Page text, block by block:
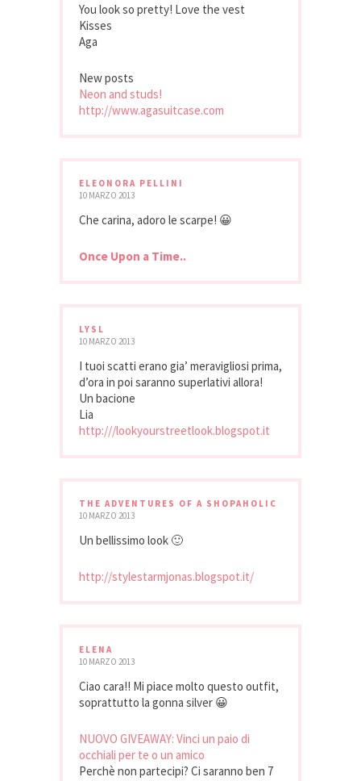
You look so pretty! Love the vest
Kisses
Aga
New posts
Neon and studs!
http://www.agasuitcase.com
ELEONORA PELLINI
10 MARZO 2013
Che carina, adoro le scarpe! 😀
Once Upon a Time..
LYSL
10 MARZO 2013
I tuoi scatti erano gia’ meravigliosi prima,
d’ora in poi saranno superlativi allora!
Un bacione
Lia
http:///lookyourstreetlook.blogspot.it
THE ADVENTURES OF A SHOPAHOLIC
10 MARZO 2013
Un bellissimo look 🙂
http://stylestarmjonas.blogspot.it/
ELENA
10 MARZO 2013
Ciao cara!! Mi piace molto questo outfit,
soprattutto la gonna silver 😀
NUOVO GIVEAWAY: Vinci un paio di
occhiali per te o un amico
Perchè non partecipi? Ci saranno ben 7